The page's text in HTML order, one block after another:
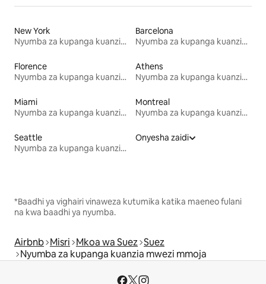
New York
Nyumba za kupanga kuanzia mwezi mmoja
Barcelona
Nyumba za kupanga kuanzia mwezi mmoja
Florence
Nyumba za kupanga kuanzia mwezi mmoja
Athens
Nyumba za kupanga kuanzia mwezi mmoja
Miami
Nyumba za kupanga kuanzia mwezi mmoja
Montreal
Nyumba za kupanga kuanzia mwezi mmoja
Seattle
Nyumba za kupanga kuanzia mwezi mmoja
Onyesha zaidi
*Baadhi ya vighairi vinaweza kutumika katika maeneo fulani
na kwa baadhi ya nyumba.
Airbnb Misri Mkoa wa Suez Suez
Nyumba za kupanga kuanzia mwezi mmoja